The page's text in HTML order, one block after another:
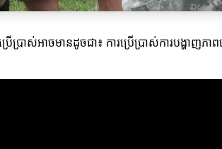
រាស់អាចមានដូចជា៖ ការប្រើប្រាស់ការបង្ហាញភ